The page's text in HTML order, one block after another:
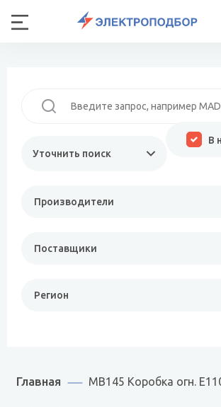
Уточнить поиск
Производители
Поставщики
Регион
В
Главная MB145 Коробка огн.